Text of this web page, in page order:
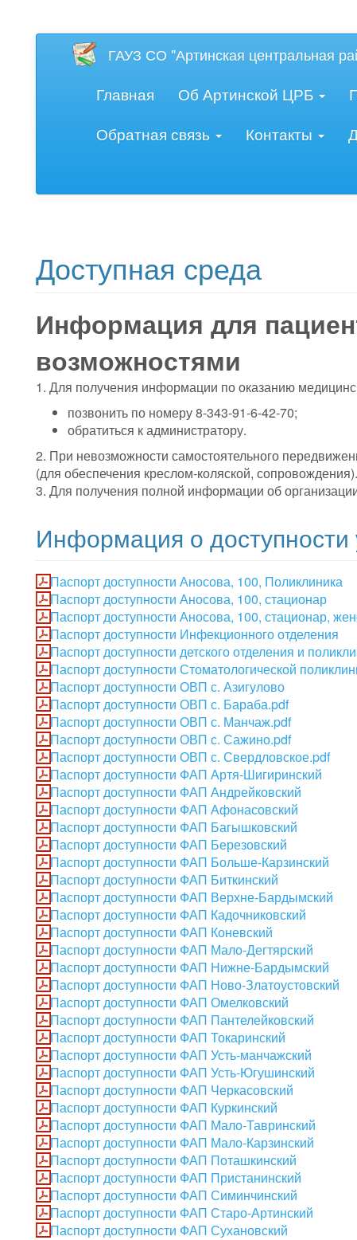
ГАУЗ СО "Артинская центральная
Главная Об Артинской ЦРБ
Обратная связь
Контакты
Доступная среда
Информация для
возможностями
1. Для получения информации по оказанию
позвонить по номеру 8-343-91-6-42-70;
обратиться к администратору.
2. При невозможности самостоятельного
(для обеспечения креслом-коляской, сопровождения).
3. Для получения полной информации об
Информация о
Паспорт доступности Аносова, 100, Поликлиника
Паспорт доступности Аносова, 100, стационар
Паспорт доступности Аносова, 100, стационар,
Паспорт доступности Инфекционного отделения
Паспорт доступности детского отделения и
Паспорт доступности Стоматологической
Паспорт доступности ОВП с. Азигулово
Паспорт доступности ОВП с. Бараба.pdf
Паспорт доступности ОВП с. Манчаж.pdf
Паспорт доступности ОВП с. Сажино.pdf
Паспорт доступности ОВП с. Свердловское.pdf
Паспорт доступности ФАП Артя-Шигиринский
Паспорт доступности ФАП Андрейковский
Паспорт доступности ФАП Афонасовский
Паспорт доступности ФАП Багышковский
Паспорт доступности ФАП Березовский
Паспорт доступности ФАП Больше-Карзинский
Паспорт доступности ФАП Биткинский
Паспорт доступности ФАП Верхне-Бардымский
Паспорт доступности ФАП Кадочниковский
Паспорт доступности ФАП Коневский
Паспорт доступности ФАП Мало-Дегтярский
Паспорт доступности ФАП Нижне-Бардымский
Паспорт доступности ФАП Ново-Златоустовский
Паспорт доступности ФАП Омелковский
Паспорт доступности ФАП Пантелейковский
Паспорт доступности ФАП Токаринский
Паспорт доступности ФАП Усть-манчажский
Паспорт доступности ФАП Усть-Югушинский
Паспорт доступности ФАП Черкасовский
Паспорт доступности ФАП Куркинский
Паспорт доступности ФАП Мало-Тавринский
Паспорт доступности ФАП Мало-Карзинский
Паспорт доступности ФАП Поташкинский
Паспорт доступности ФАП Пристанинский
Паспорт доступности ФАП Симинчинский
Паспорт доступности ФАП Старо-Артинский
Паспорт доступности ФАП Сухановский